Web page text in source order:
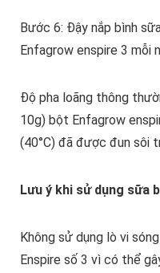
Bước 6: Đậy nắp bình
Enfagrow enspire 3 mỗi
Độ pha loãng thông
10g) bột Enfagrow
(40°C) đã được đun sôi
Lưu ý khi sử dụng sữa
Không sử dụng lò vi
Enspire số 3 vì có thể